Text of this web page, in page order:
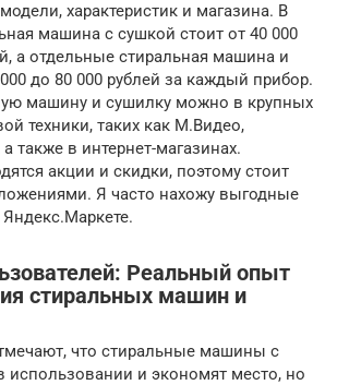
характеристик и магазина. В
машина с сушкой стоит от 40 000
а отдельные стиральная машина и
до 80 000 рублей за каждый прибор.
машину и сушилку можно в крупных
техники, таких как М.Видео,
также в интернет-магазинах.
акции и скидки, поэтому стоит
Я часто нахожу выгодные
Реальный опыт
стиральных машин и
что стиральные машины с
использовании и экономят место, но